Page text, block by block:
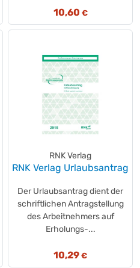
10,60 €
RNK Verlag
RNK Verlag Urlaubsantrag
Der Urlaubsantrag dient der
schriftlichen Antragstellung
des Arbeitnehmers auf
Erholungs-...
10,29 €